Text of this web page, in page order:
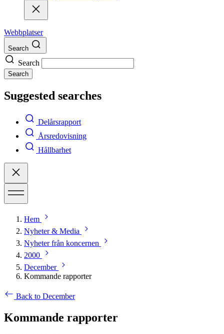
Webbplatser
Search
Search
Search
Suggested searches
Delårsrapport
Årsredovisning
Hållbarhet
Hem
Nyheter & Media
Nyheter från koncernen
2000
December
Kommande rapporter
Back to December
Kommande rapporter